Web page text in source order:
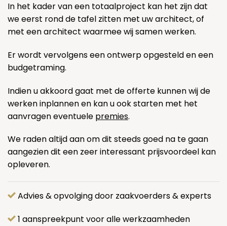
In het kader van een totaalproject kan het zijn dat
we eerst rond de tafel zitten met uw architect, of
met een architect waarmee wij samen werken.
Er wordt vervolgens een ontwerp opgesteld en een
budgetraming.
Indien u akkoord gaat met de offerte kunnen wij de
werken inplannen en kan u ook starten met het
aanvragen eventuele premies.
We raden altijd aan om dit steeds goed na te gaan
aangezien dit een zeer interessant prijsvoordeel kan
opleveren.
Advies & opvolging door zaakvoerders & experts
1 aanspreekpunt voor alle werkzaamheden